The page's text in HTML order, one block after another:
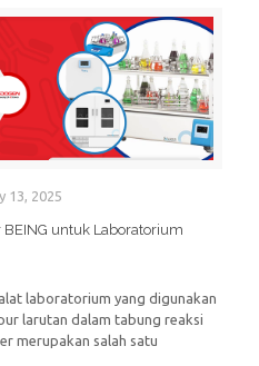
13, 2025
untuk Laboratorium
laboratorium yang digunakan
larutan dalam tabung reaksi
merupakan salah satu